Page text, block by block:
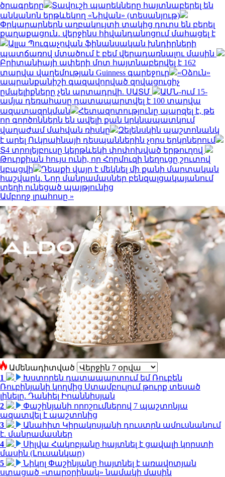
ծրագրերը
Տավուշի պարեկները հայտնաբերել են
անկանոն երթևեկող «Նիվան» (տեսանյութ)
Փրկարարներն աղբակույտի տակից դուրս են բերել
քաղաքացուն․ վերջինս հիվանդանոցում մահացել է
Ալլա Պուգաչովան ֆինանսական խնդիրների
պատճառով մտածում է բեմ վերադառնալու մասին
Բրիտանիայի ափերի մոտ հայտնաբերվել է 162
տարվա վաղեմության Guinness գարեջուր
«Օձուն»
ապրանքանիշի գազավորված զովացուցիչ
ըմպելիքները չեն արտադրվի. ՍԱՏՄ
ԱՄՆ-ում 15-
ամյա դեռահասը դատապարտվել է 100 տարվա
ազատազրկման
Հետազոտությունը պարզել է, թե
որ գործոններն են ավելի քան կրկնապատկում
վաղաժամ մահվան ռիսկը
Զելենսկին պաշտոնանկ
է արել Ուկրաինայի դեսպաններին չորս երկրներում
Տ4 տրոլեյբուսը կերթևեկի փոփոխված երթուղով
Թուրքիան հույս ունի, որ Հորմուզի նեղուցը շուտով
կբացվի
Դեպքի վայր է մեկնել մի քանի մարտական
հաշվարկ. Նոր մանրամասներ բենզալցակայանում
տեղի ունեցած պայթյունից
Ամբողջ լրահոսը »
Ամենադիտված
1
Խստորեն դատապարտում եմ Ռուբեն
Ռուբինյանի կողմից Ստամբուլում թուրք տեսած
լինելը. Դանիել Իոաննիսյան
2
Փաշինյանի որոշումներով 7 պաշտոնյա
ազատվել է պաշտոնից
3
Անահիտ Կիրակոսյանի դուստրն ամուսնանում
է. մանրամասներ
4
Սիլվա Հակոբյանը հայտնել է ցավալի կորստի
մասին (Լուսանկար)
5
Նիկոլ Փաշինյանը հայտնել է առավոտյան
ստացած «տարօրինակ» նամակի մասին